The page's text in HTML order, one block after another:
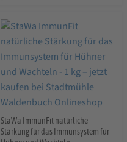
19,97 €
StaWa ImmunFit natürliche
Stärkung für das Immunsystem für